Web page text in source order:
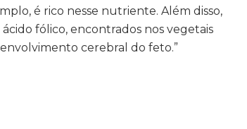
é rico nesse nutriente. Além disso,
fólico, encontrados nos vegetais
cerebral do feto.”